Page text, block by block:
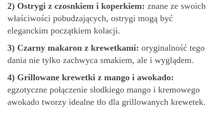
2) Ostrygi z czosnkiem i koperkiem: znane ze swoich
właściwości pobudzających, ostrygi mogą być
eleganckim początkiem kolacji.
3) Czarny makaron z krewetkami: oryginalność tego
dania nie tylko zachwyca smakiem, ale i wyglądem.
4) Grillowane krewetki z mango i awokado:
egzotyczne połączenie słodkiego mango i kremowego
awokado tworzy idealne tło dla grillowanych krewetek.